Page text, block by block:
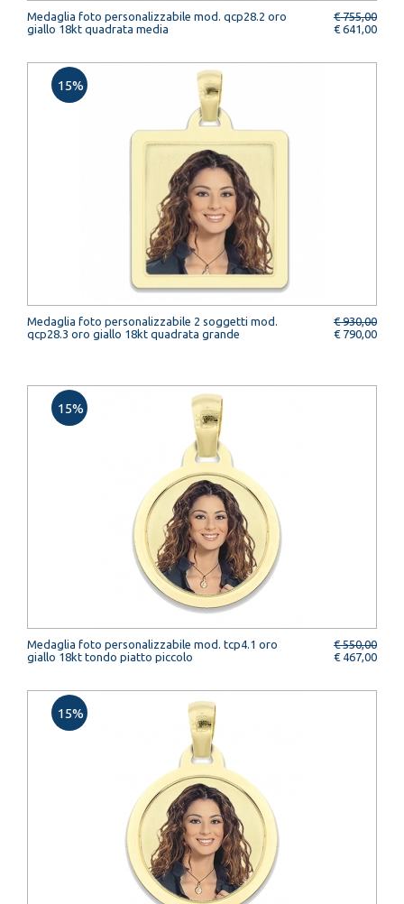
Medaglia foto personalizzabile mod. qcp28.2 oro
giallo 18kt quadrata media
€ 755,00
€ 641,00
Medaglia foto personalizzabile 2 soggetti mod.
qcp28.3 oro giallo 18kt quadrata grande
€ 930,00
€ 790,00
15%
Medaglia foto personalizzabile mod. tcp4.1 oro
giallo 18kt tondo piatto piccolo
€ 550,00
€ 467,00
15%
15%